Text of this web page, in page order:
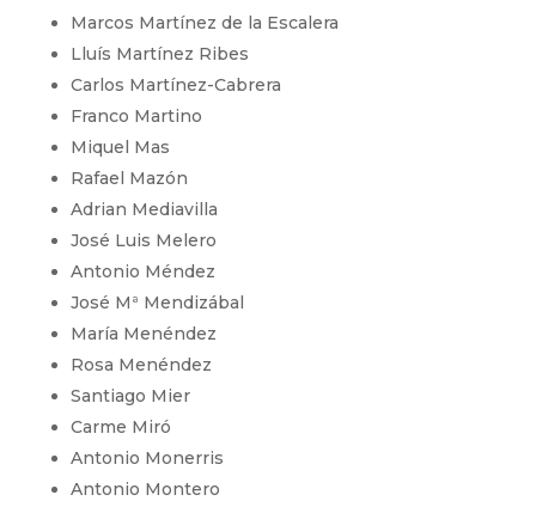
Marcos Martínez de la Escalera
Lluís Martínez Ribes
Carlos Martínez-Cabrera
Franco Martino
Miquel Mas
Rafael Mazón
Adrian Mediavilla
José Luis Melero
Antonio Méndez
José Mª Mendizábal
María Menéndez
Rosa Menéndez
Santiago Mier
Carme Miró
Antonio Monerris
Antonio Montero